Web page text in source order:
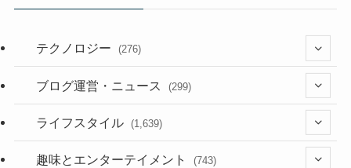
テクノロジー (276)
(36)
(187)
ブログ運営・ニュース (299)
(118)
(181)
ライフスタイル (1,639)
(394)
趣味とエンターテイメント (743)